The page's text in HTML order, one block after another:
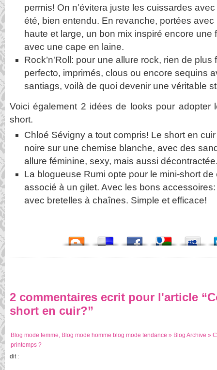
permis! On n’évitera juste les cuissardes
été, bien entendu. En revanche, portées avec
haute et large, un bon mix inspiré encore une
avec une cape en laine.
Rock’n'Roll: pour une allure rock, rien de plus
perfecto, imprimés, clous ou encore sequins
santiags, voilà de quoi devenir une véritable
Voici également 2 idées de looks pour adopter
short.
Chloé Sévigny a tout compris! Le short en
noire sur une chemise blanche, avec des
allure féminine, sexy, mais aussi
La blogueuse Rumi opte pour le mini-short de
associé à un gilet. Avec les bons
avec bretelles à chaînes. Simple et efficace!
2 commentaires ecrit pour l'article
short en cuir?”
Blog mode femme, Blog mode homme blog mode tendance » Blog Archive »
printemps ?
dit :